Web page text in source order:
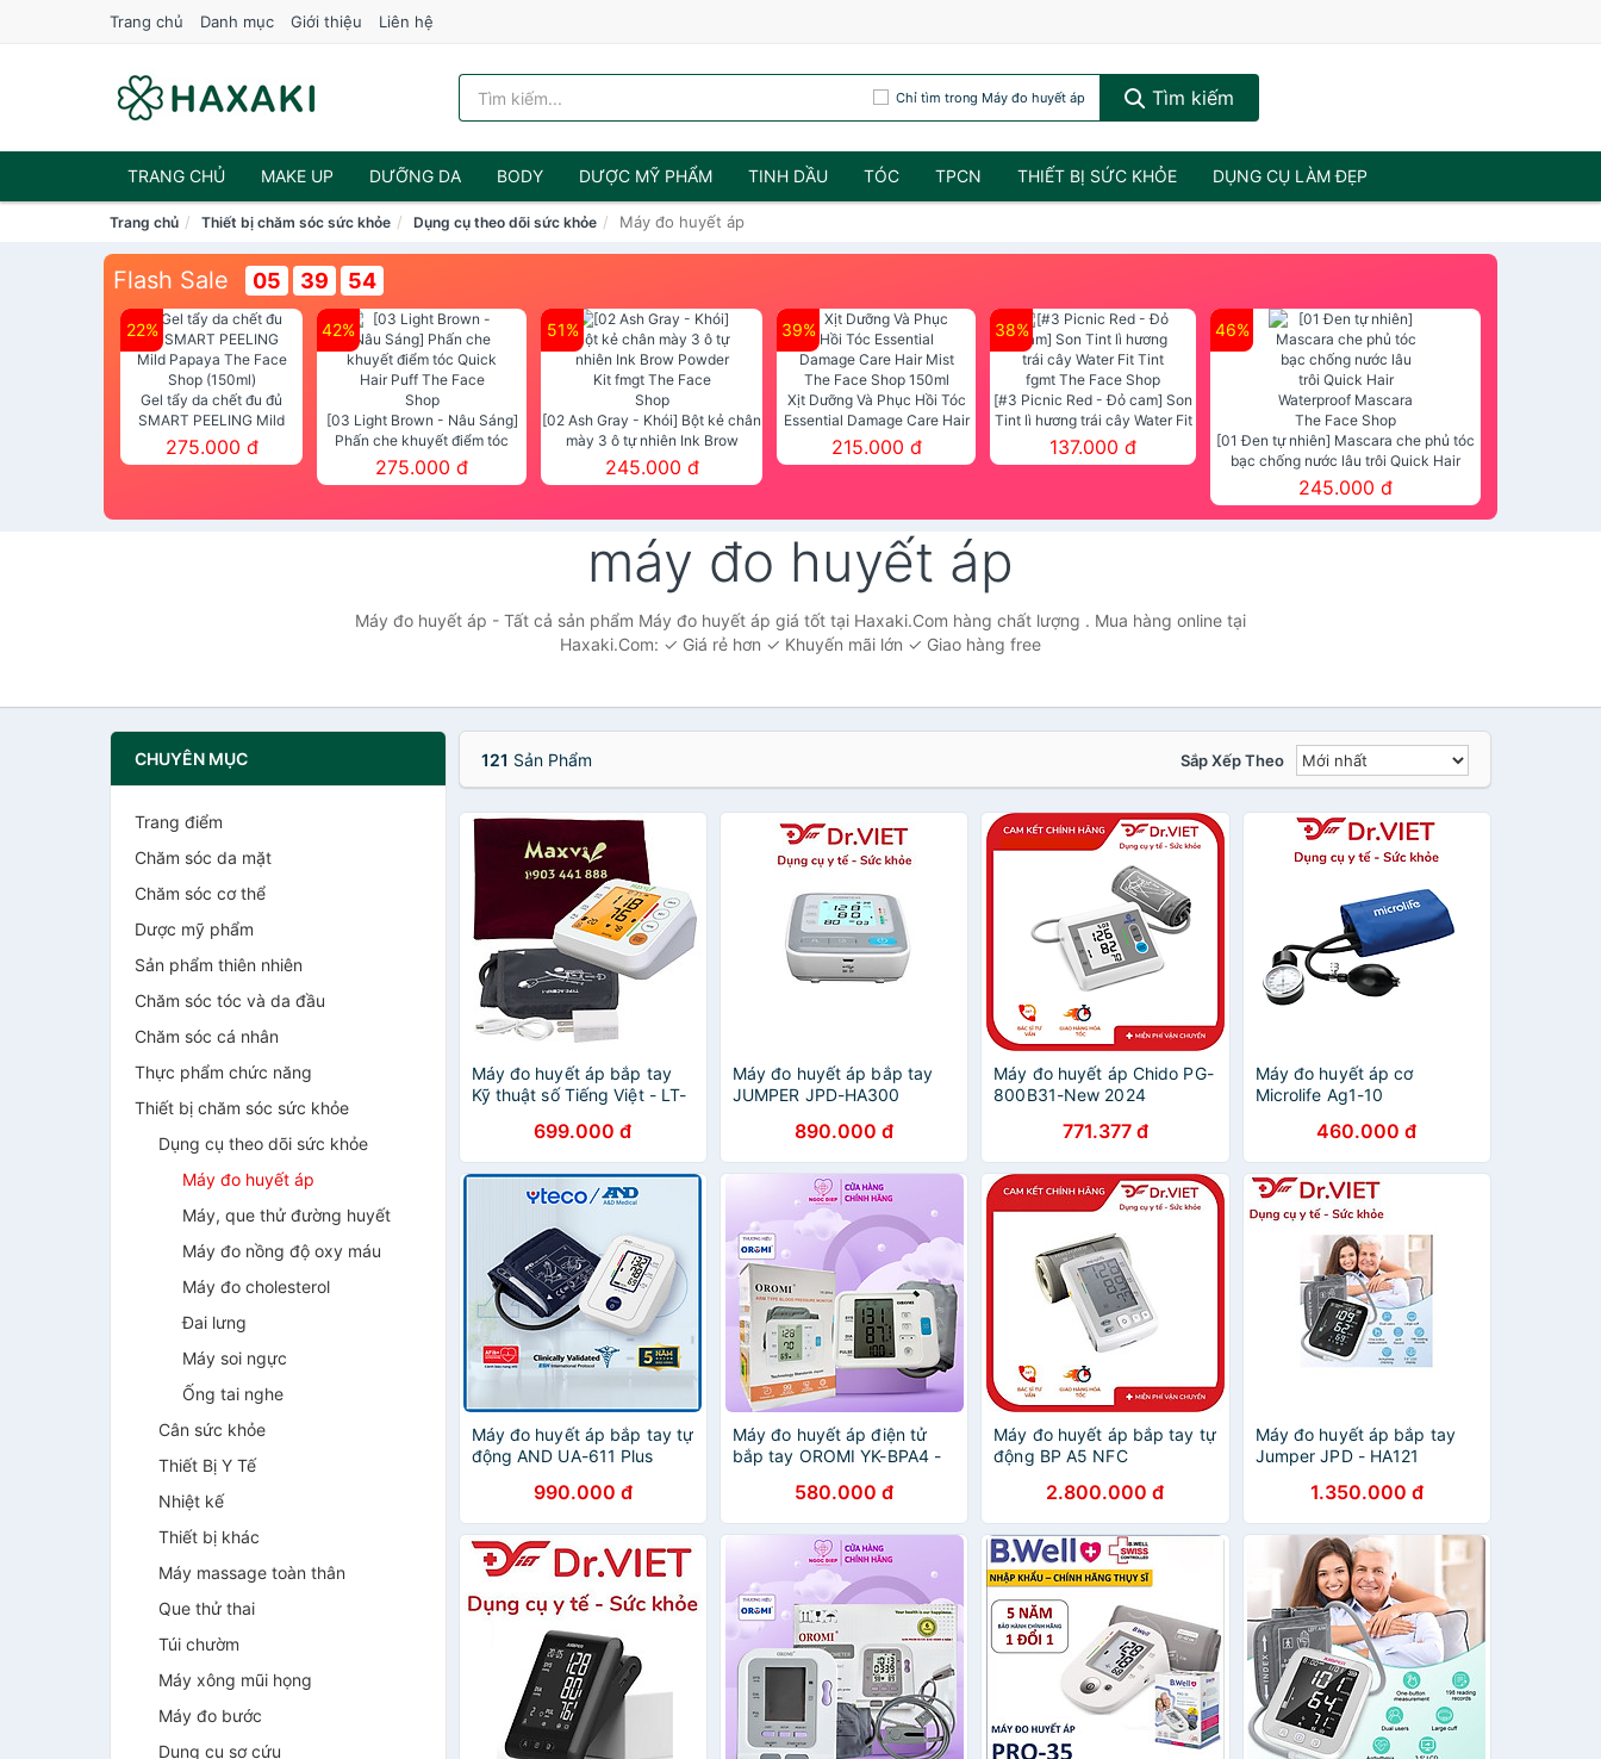
Trang chủ Danh mục Giới thiệu Liên hệ
Chỉ tìm trong Máy đo huyết áp Tìm kiếm
TRANG CHỦ MAKE UP DƯỠNG DA BODY DƯỢC MỸ PHẨM TINH DẦU TÓC TPCN THIẾT BỊ SỨC KHỎE DỤNG CỤ LÀM ĐẸP
NƯỚC HOA
Trang chủ Thiết bị chăm sóc sức khỏe Dụng cụ theo dõi sức khỏe Máy đo huyết áp
Flash Sale 05 39 53
22%
Gel tẩy da chết đu đủ
SMART PEELING Mild
Papaya The Face Shop
(150ml)
275.000 đ
42%
[03 Light Brown - Nâu Sáng]
Phấn che khuyết điểm tóc
Quick Hair Puff The Face Shop
275.000 đ
51%
[02 Ash Gray - Khói] Bột kẻ chân
mày 3 ô tự nhiên Ink Brow
Powder Kit fmgt The Face Shop
245.000 đ
39%
Xịt Dưỡng Và Phục Hồi Tóc
Essential Damage Care Hair
Mist The Face Shop 150ml
215.000 đ
38%
[#3 Picnic Red - Đỏ cam] Son
Tint lì hương trái cây Water Fit
Tint fgmt The Face Shop
137.000 đ
46%
[01 Đen tự nhiên] Mascara che phủ tóc
bạc chống nước lâu trôi Quick Hair
Waterproof Mascara The Face Shop
245.000 đ
máy đo huyết áp
Máy đo huyết áp - Tất cả sản phẩm Máy đo huyết áp giá tốt tại Haxaki.Com hàng chất lượng . Mua hàng online tại
Haxaki.Com: ✓ Giá rẻ hơn ✓ Khuyến mãi lớn ✓ Giao hàng free
CHUYÊN MỤC
Trang điểm
Chăm sóc da mặt
Chăm sóc cơ thể
Dược mỹ phẩm
Sản phẩm thiên nhiên
Chăm sóc tóc và da đầu
Chăm sóc cá nhân
Thực phẩm chức năng
Thiết bị chăm sóc sức khỏe
Dụng cụ theo dõi sức khỏe
Máy đo huyết áp
Máy, que thử đường huyết
Máy đo nồng độ oxy máu
Máy đo cholesterol
Đai lưng
Máy soi ngực
Ống tai nghe
Cân sức khỏe
Thiết Bị Y Tế
Nhiệt kế
Thiết bị khác
Máy massage toàn thân
Que thử thai
Túi chườm
Máy xông mũi họng
Máy đo bước
Dụng cụ sơ cứu
121 Sản Phẩm Sắp Xếp Theo
Máy đo huyết áp bắp tay
Kỹ thuật số Tiếng Việt - LT-
699.000 đ
Máy đo huyết áp bắp tay
JUMPER JPD-HA300
890.000 đ
Máy đo huyết áp Chido PG-
800B31-New 2024
771.377 đ
Máy đo huyết áp cơ
Microlife Ag1-10
460.000 đ
Máy đo huyết áp bắp tay tự
động AND UA-611 Plus
990.000 đ
Máy đo huyết áp điện tử
bắp tay OROMI YK-BPA4 -
việt - Hàng chính hãng
580.000 đ
Máy đo huyết áp bắp tay tự
động BP A5 NFC
2.800.000 đ
Máy đo huyết áp bắp tay
Jumper JPD - HA121
1.350.000 đ